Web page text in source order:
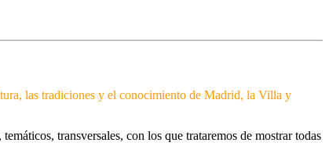
las tradiciones y el conocimiento de Madrid, la Villa y
transversales, con los que trataremos de mostrar todas